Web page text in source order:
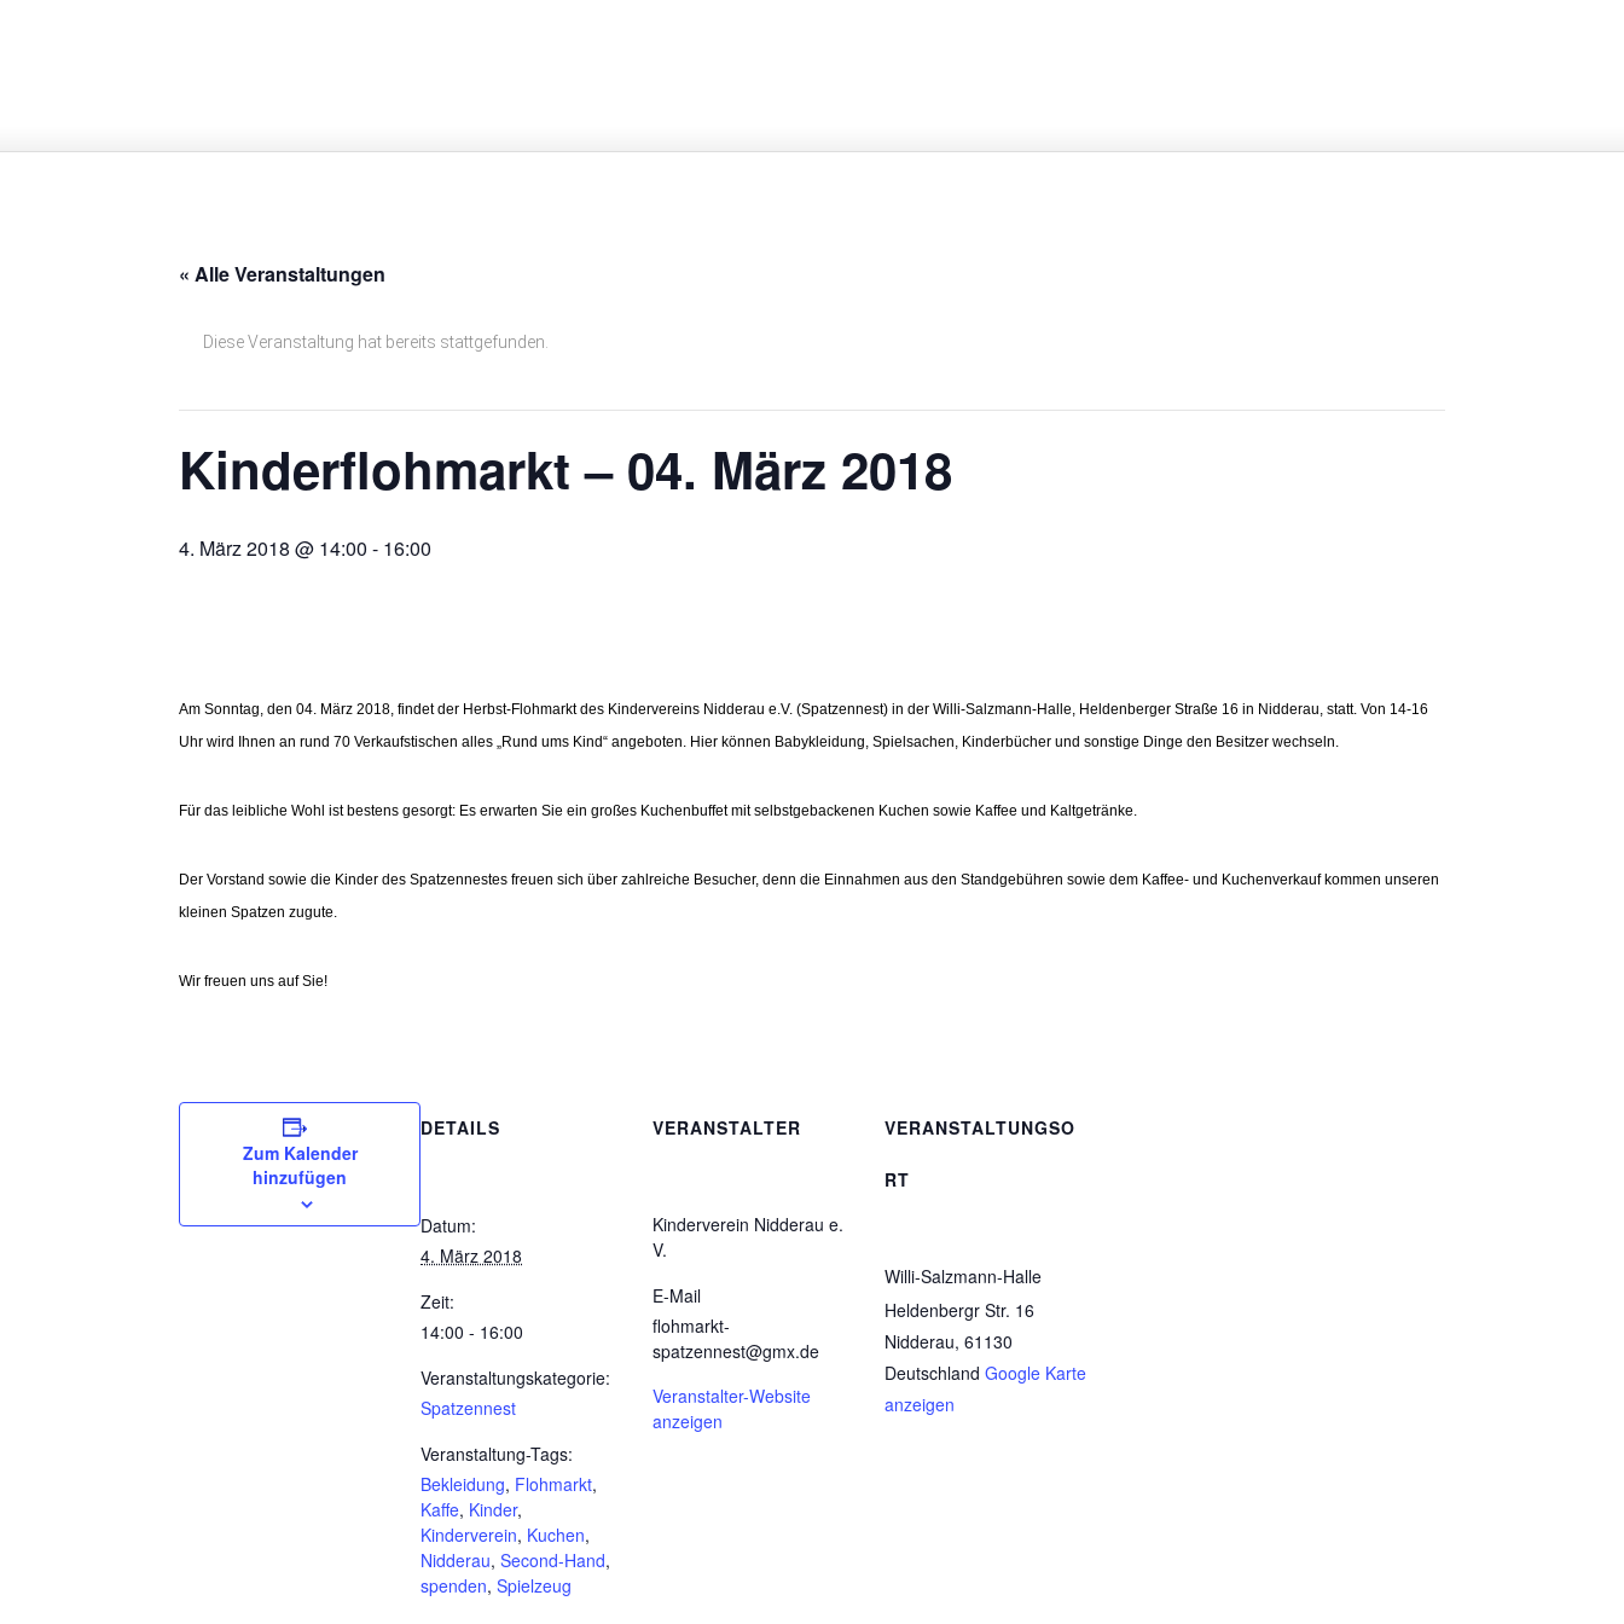
« Alle Veranstaltungen
Diese Veranstaltung hat bereits stattgefunden.
Kinderflohmarkt – 04. März 2018
4. März 2018 @ 14:00 - 16:00
Am Sonntag, den 04. März 2018, findet der Herbst-Flohmarkt des Kindervereins Nidderau e.V. (Spatzennest) in der Willi-Salzmann-Halle, Heldenberger Straße 16 in Nidderau, statt. Von 14-16
Uhr wird Ihnen an rund 70 Verkaufstischen alles „Rund ums Kind“ angeboten. Hier können Babykleidung, Spielsachen, Kinderbücher und sonstige Dinge den Besitzer wechseln.
Für das leibliche Wohl ist bestens gesorgt: Es erwarten Sie ein großes Kuchenbuffet mit selbstgebackenen Kuchen sowie Kaffee und Kaltgetränke.
Der Vorstand sowie die Kinder des Spatzennestes freuen sich über zahlreiche Besucher, denn die Einnahmen aus den Standgebühren sowie dem Kaffee- und Kuchenverkauf kommen unseren
kleinen Spatzen zugute.
Wir freuen uns auf Sie!
Zum Kalender
hinzufügen
DETAILS
Datum:
4. März 2018
Zeit:
14:00 - 16:00
Veranstaltungskategorie:
Spatzennest
Veranstaltung-Tags:
Bekleidung, Flohmarkt,
Kaffe, Kinder,
Kinderverein, Kuchen,
Nidderau, Second-Hand,
spenden, Spielzeug
VERANSTALTER
Kinderverein Nidderau e.
V.
E-Mail
flohmarkt-
spatzennest@gmx.de
Veranstalter-Website
anzeigen
VERANSTALTUNGSO
RT
Willi-Salzmann-Halle
Heldenbergr Str. 16
Nidderau, 61130
Deutschland Google Karte
anzeigen